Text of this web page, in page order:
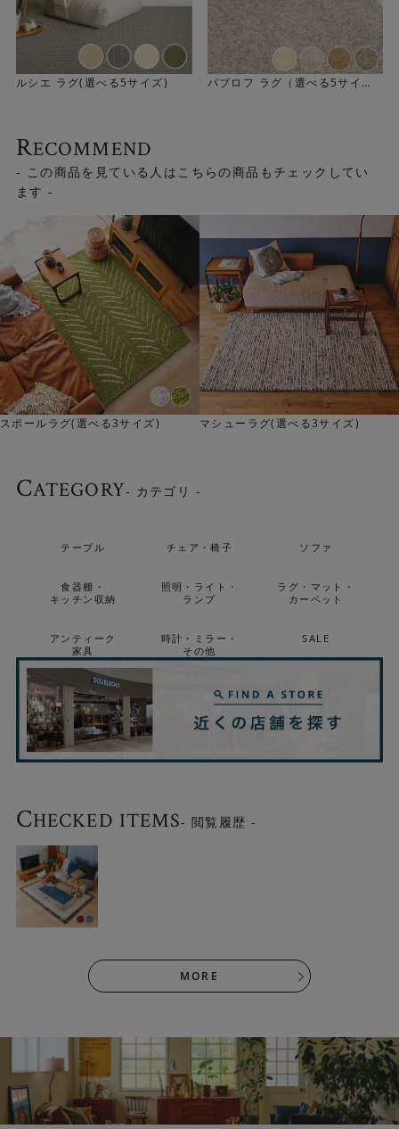
＜繊細な色表現＞
よって表現されています。
高密度なので弾力性にも優れています。素足で歩いても、
しっかりとした踏み心地を味わえます。
ルシエ ラグ(選べる5サイズ)
パブロフ ラグ（選べる5サイ
RECOMMEND
- この商品を見ている人はこちらの商品もチェックしてい
ます -
スポールラグ(選べる3サイズ) マシューラグ(選べる3サイズ)
CATEGORY- カテゴリ -
テーブル チェア・椅子 ソファ
食器棚・
キッチン収納
照明・ライト・
ランプ
ラグ・マット・
カーペット
アンティーク
家具
時計・ミラー・
その他
SALE
CHECKED ITEMS- 閲覧履歴 -
MORE